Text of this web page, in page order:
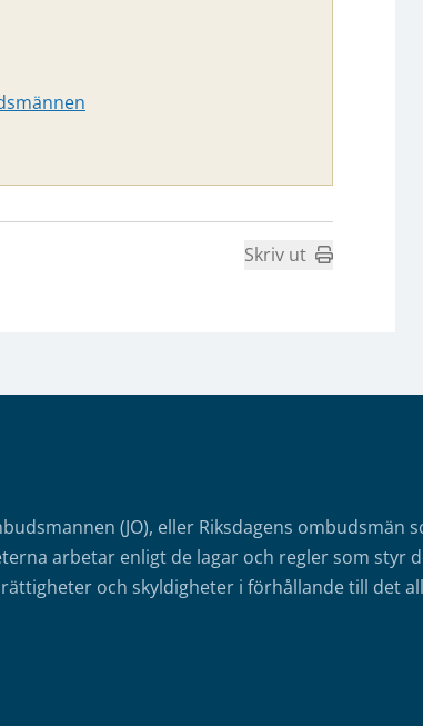
Skriv ut
(JO), eller Riksdagens
arbetar enligt de lagar och regler som styr
och skyldigheter i förhållande till det